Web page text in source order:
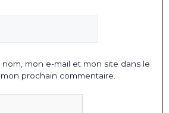
mon e-mail et mon site dans le
prochain commentaire.